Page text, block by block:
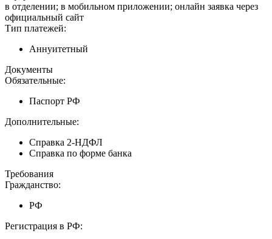
в отделении; в мобильном приложении; онлайн заявка через
официальный сайт
Тип платежей:
Аннуитетный
Документы
Обязательные:
Паспорт РФ
Дополнительные:
Справка 2-НДФЛ
Справка по форме банка
Требования
Гражданство:
РФ
Регистрация в РФ: